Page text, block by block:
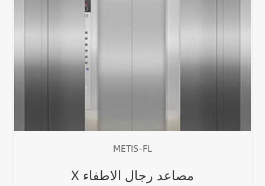
METIS-FL
مصاعد رجال الاطفاء X